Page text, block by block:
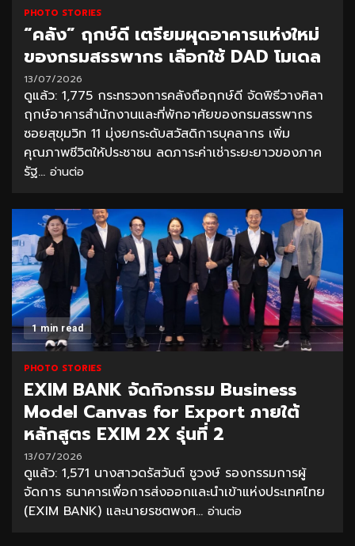
PHOTO STORIES
“คลัง” ฤกษ์ดี เตรียมผุดอาคารแห่งใหม่
ของกรมสรรพากร เลือกใช้ DAD โมเดล
13/07/2026
ดูแล้ว: 1,775 กระทรวงการคลังถือฤกษ์ดี จัดพิธีวางศิลา
ฤกษ์อาคารสำนักงานและที่พักอาศัยของกรมสรรพากร
ซอยสุขุมวิท 11 มุ่งยกระดับสวัสดิการบุคลากร เพิ่ม
คุณภาพชีวิตให้ประชาชน ลดภาระค่าเช่าระยะยาวของภาค
รัฐ... อ่านต่อ
1 min read
PHOTO STORIES
EXIM BANK จัดกิจกรรม Business
Model Canvas for Export ภายใต้
หลักสูตร EXIM 2X รุ่นที่ 2
13/07/2026
ดูแล้ว: 1,571 นางสาวดรัสวันต์ ชูวงษ์ รองกรรมการผู้
จัดการ ธนาคารเพื่อการส่งออกและนำเข้าแห่งประเทศไทย
(EXIM BANK) และนายรชตพงศ... อ่านต่อ